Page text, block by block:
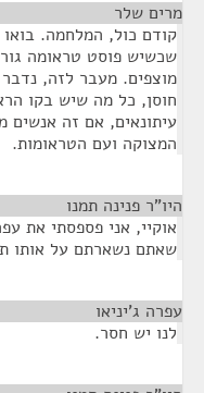
מרים שלר
קודם כול, המלחמה.
שכשיש פוסט טראומה
מוצפים. מעבר לזה,
חוסן, כל מה שיש בקו
עיתונאים, אם זה
המצוקה ועם הטראומות.
היו"ר פנינה תמנו
אוקיי, אני פספסתי את
שאתם נשארתם על אותו
עפרה ג'יניאו
לנו יש חסר.